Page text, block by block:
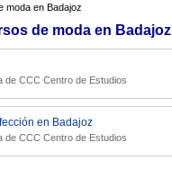
moda en Badajoz
de moda en Badajoz
de CCC Centro de Estudios
en Badajoz
de CCC Centro de Estudios